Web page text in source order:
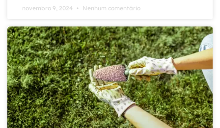
novembro 9, 2024 Nenhum comentário